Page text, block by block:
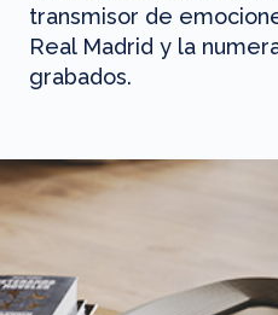
transmisor de
Real Madrid y la
grabados.